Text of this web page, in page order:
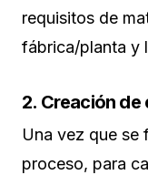
requisitos de
fábrica/planta y
2. Creación de
Una vez que se
proceso, para